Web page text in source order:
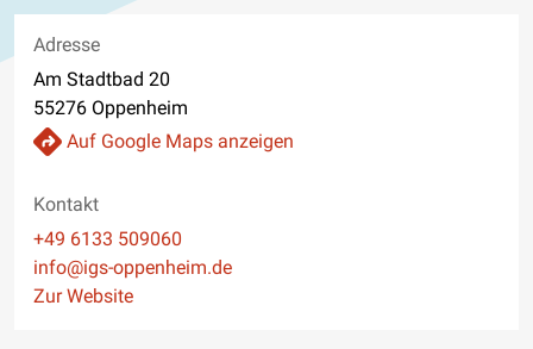
Adresse
Am Stadtbad 20
55276 Oppenheim
Auf Google Maps anzeigen
Kontakt
Telefon
+49 6133 509060
E-Mail
info@igs-oppenheim.de
Website
Zur Website